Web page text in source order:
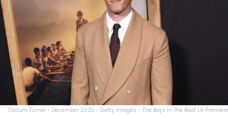
Callum Turner - December 2023 - Getty Images - The Boys In The Boat LA Premiere